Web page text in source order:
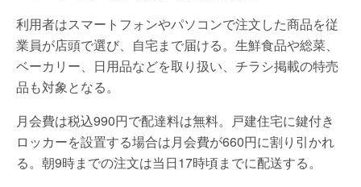
利用者はスマートフォンやパソコンで注文した商品を従
業員が店頭で選び、自宅まで届ける。生鮮食品や総菜、
ベーカリー、日用品などを取り扱い、チラシ掲載の特売
品も対象となる。
月会費は税込990円で配達料は無料。戸建住宅に鍵付き
ロッカーを設置する場合は月会費が660円に割り引かれ
る。朝9時までの注文は当日17時頃までに配送する。